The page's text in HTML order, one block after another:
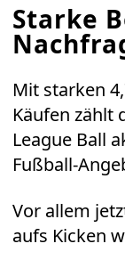
Starke
Mit starken
Käufen zählt
League Ball
Fußball-
Vor allem
aufs Kicken